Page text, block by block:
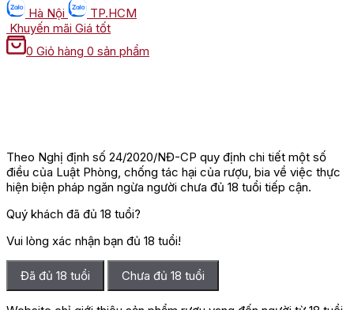
Hà Nội
TP.HCM
Khuyến mãi Giá tốt
0 Giỏ hàng 0 sản phẩm
Theo Nghị định số 24/2020/NĐ-CP quy định chi tiết một số
điều của Luật Phòng, chống tác hại của rượu, bia về việc thực
hiện biện pháp ngăn ngừa người chưa đủ 18 tuổi tiếp cận.
Quý khách đã đủ 18 tuổi?
Vui lòng xác nhận bạn đủ 18 tuổi!
Đã đủ 18 tuổi Chưa đủ 18 tuổi